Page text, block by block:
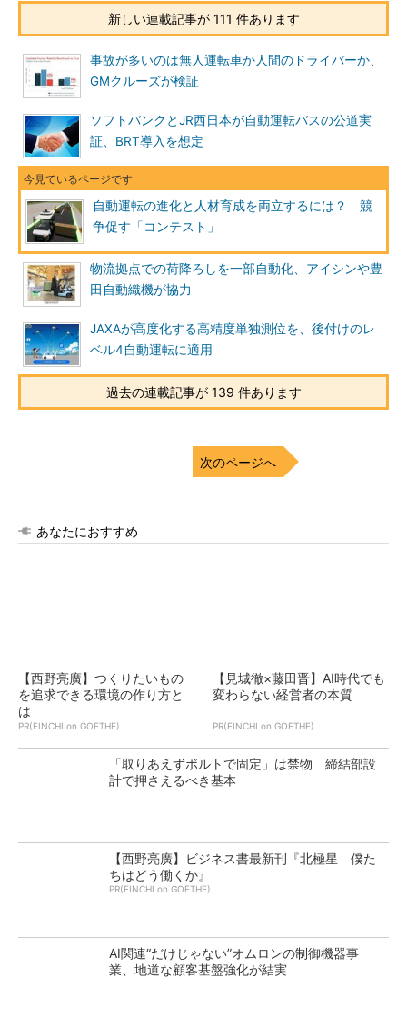
新しい連載記事が 111 件あります
事故が多いのは無人運転車か人間のドライバーか、
GMクルーズが検証
ソフトバンクとJR西日本が自動運転バスの公道実
証、BRT導入を想定
自動運転の進化と人材育成を両立するには？ 競
争促す「コンテスト」
物流拠点での荷降ろしを一部自動化、アイシンや豊
田自動織機が協力
JAXAが高度化する高精度単独測位を、後付けのレ
ベル4自動運転に適用
過去の連載記事が 139 件あります
次のページへ
あなたにおすすめ
【西野亮廣】つくりたいもの
を追求できる環境の作り方と
は
PR(FINCHI on GOETHE)
【見城徹×藤田晋】AI時代でも
変わらない経営者の本質
PR(FINCHI on GOETHE)
「取りあえずボルトで固定」は禁物 締結部設
計で押さえるべき基本
【西野亮廣】ビジネス書最新刊『北極星 僕た
ちはどう働くか』
PR(FINCHI on GOETHE)
AI関連“だけじゃない”オムロンの制御機器事
業、地道な顧客基盤強化が結実